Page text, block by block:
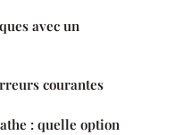
avec un
courantes
: quelle option